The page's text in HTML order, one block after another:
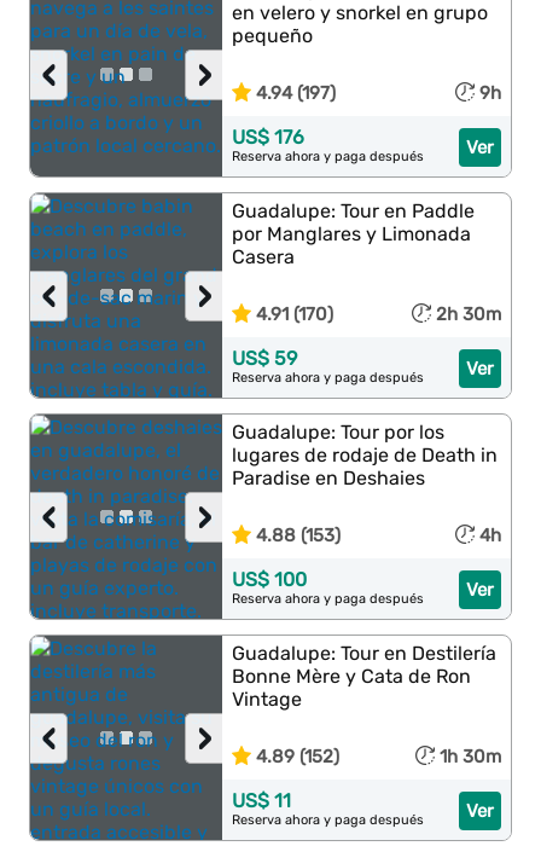
›
‹
en velero y snorkel en grupo
pequeño
4.94 (197) 9h
Ver
US$ 176
Reserva ahora y paga después
›
‹
Guadalupe: Tour en Paddle
por Manglares y Limonada
Casera
4.91 (170) 2h 30m
Ver
US$ 59
Reserva ahora y paga después
›
‹
Guadalupe: Tour por los
lugares de rodaje de Death in
Paradise en Deshaies
4.88 (153) 4h
Ver
US$ 100
Reserva ahora y paga después
›
‹
Guadalupe: Tour en Destilería
Bonne Mère y Cata de Ron
Vintage
4.89 (152) 1h 30m
Ver
US$ 11
Reserva ahora y paga después